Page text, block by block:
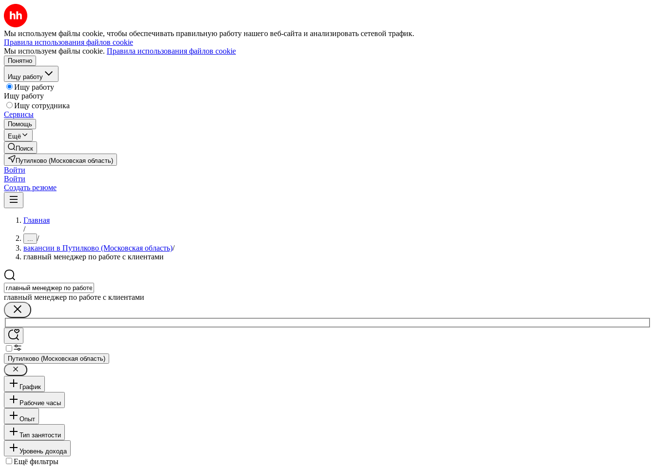
Мы используем файлы cookie, чтобы обеспечивать правильную работу нашего веб-сайта и анализировать сетевой трафик.
Правила использования файлов cookie
Мы используем файлы cookie. Правила использования файлов cookie
Понятно
Ищу работу
Ищу работу
Ищу работу
Ищу сотрудника
Сервисы
Помощь
Ещё
Поиск
Путилково (Московская область)
Войти
Войти
Создать резюме
Главная
/
... /
вакансии в Путилково (Московская область)/
главный менеджер по работе с клиентами
главный менеджер по работе с клиентами
Путилково (Московская область)
График
Рабочие часы
Опыт
Тип занятости
Уровень дохода
Ещё фильтры